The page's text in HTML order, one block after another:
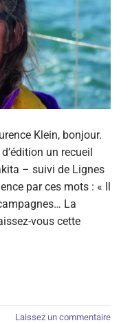
Klein, bonjour.
un recueil
– suivi de Lignes
par ces mots : « Il
La
vous cette
Laissez un commentaire